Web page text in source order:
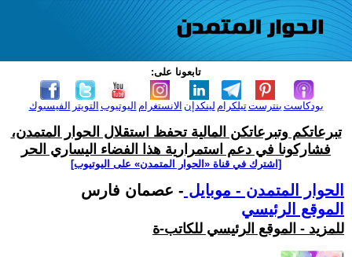
تابعونا على:
الفيسبوك التويتر اليوتيوب الانستغرام لينكدإن تيلكرامبنترست بودكاست
تبرعاتكم وتبرعاتكن المالية تحفظ استقلال الحوار المتمدن،
فشاركونا في دعم استمرارية هذا الفضاء اليساري الحر
[اشترك في قناة ‫«الحوار المتمدن» على اليوتيوب]
الحوار المتمدن - موبايل - عصمان فارس
الموقع الرئيسي
للمزيد - الموقع الرئيسي للكاتب-ة